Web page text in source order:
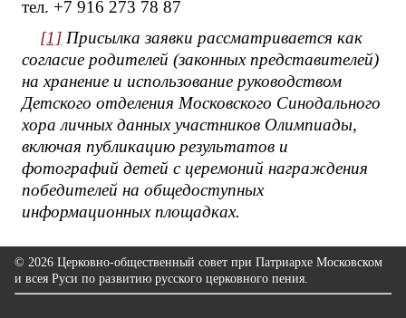
тел. +7 916 273 78 87
[1] Присылка заявки рассматривается как
согласие родителей (законных представителей)
на хранение и использование руководством
Детского отделения Московского Синодального
хора личных данных участников Олимпиады,
включая публикацию результатов и
фотографий детей с церемоний награждения
победителей на общедоступных
информационных площадках.
© 2026 Церковно-общественный совет при Патриархе Московском
и всея Руси по развитию русского церковного пения.